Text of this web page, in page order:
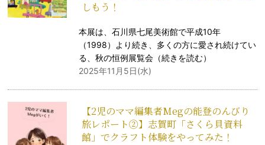
しもう！
本展は、石川県七尾美術館で平成10年
（1998）より続き、多くの方に愛され続けてい
る、秋の恒例展覧会（続きを読む）
2025年11月5日(水)
【2児のママ編集者Megの能登のんびり
旅レポート②】志賀町「さくら貝資料
館」でクラフト体験をやってみた！